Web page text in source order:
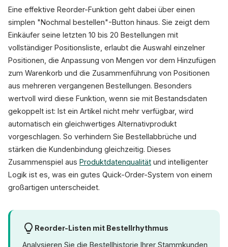
Eine effektive Reorder-Funktion geht dabei über einen
simplen "Nochmal bestellen"-Button hinaus. Sie zeigt dem
Einkäufer seine letzten 10 bis 20 Bestellungen mit
vollständiger Positionsliste, erlaubt die Auswahl einzelner
Positionen, die Anpassung von Mengen vor dem Hinzufügen
zum Warenkorb und die Zusammenführung von Positionen
aus mehreren vergangenen Bestellungen. Besonders
wertvoll wird diese Funktion, wenn sie mit Bestandsdaten
gekoppelt ist: Ist ein Artikel nicht mehr verfügbar, wird
automatisch ein gleichwertiges Alternativprodukt
vorgeschlagen. So verhindern Sie Bestellabbrüche und
stärken die Kundenbindung gleichzeitig. Dieses
Zusammenspiel aus Produktdatenqualität und intelligenter
Logik ist es, was ein gutes Quick-Order-System von einem
großartigen unterscheidet.
Reorder-Listen mit Bestellrhythmus
Analysieren Sie die Bestellhistorie Ihrer Stammkunden